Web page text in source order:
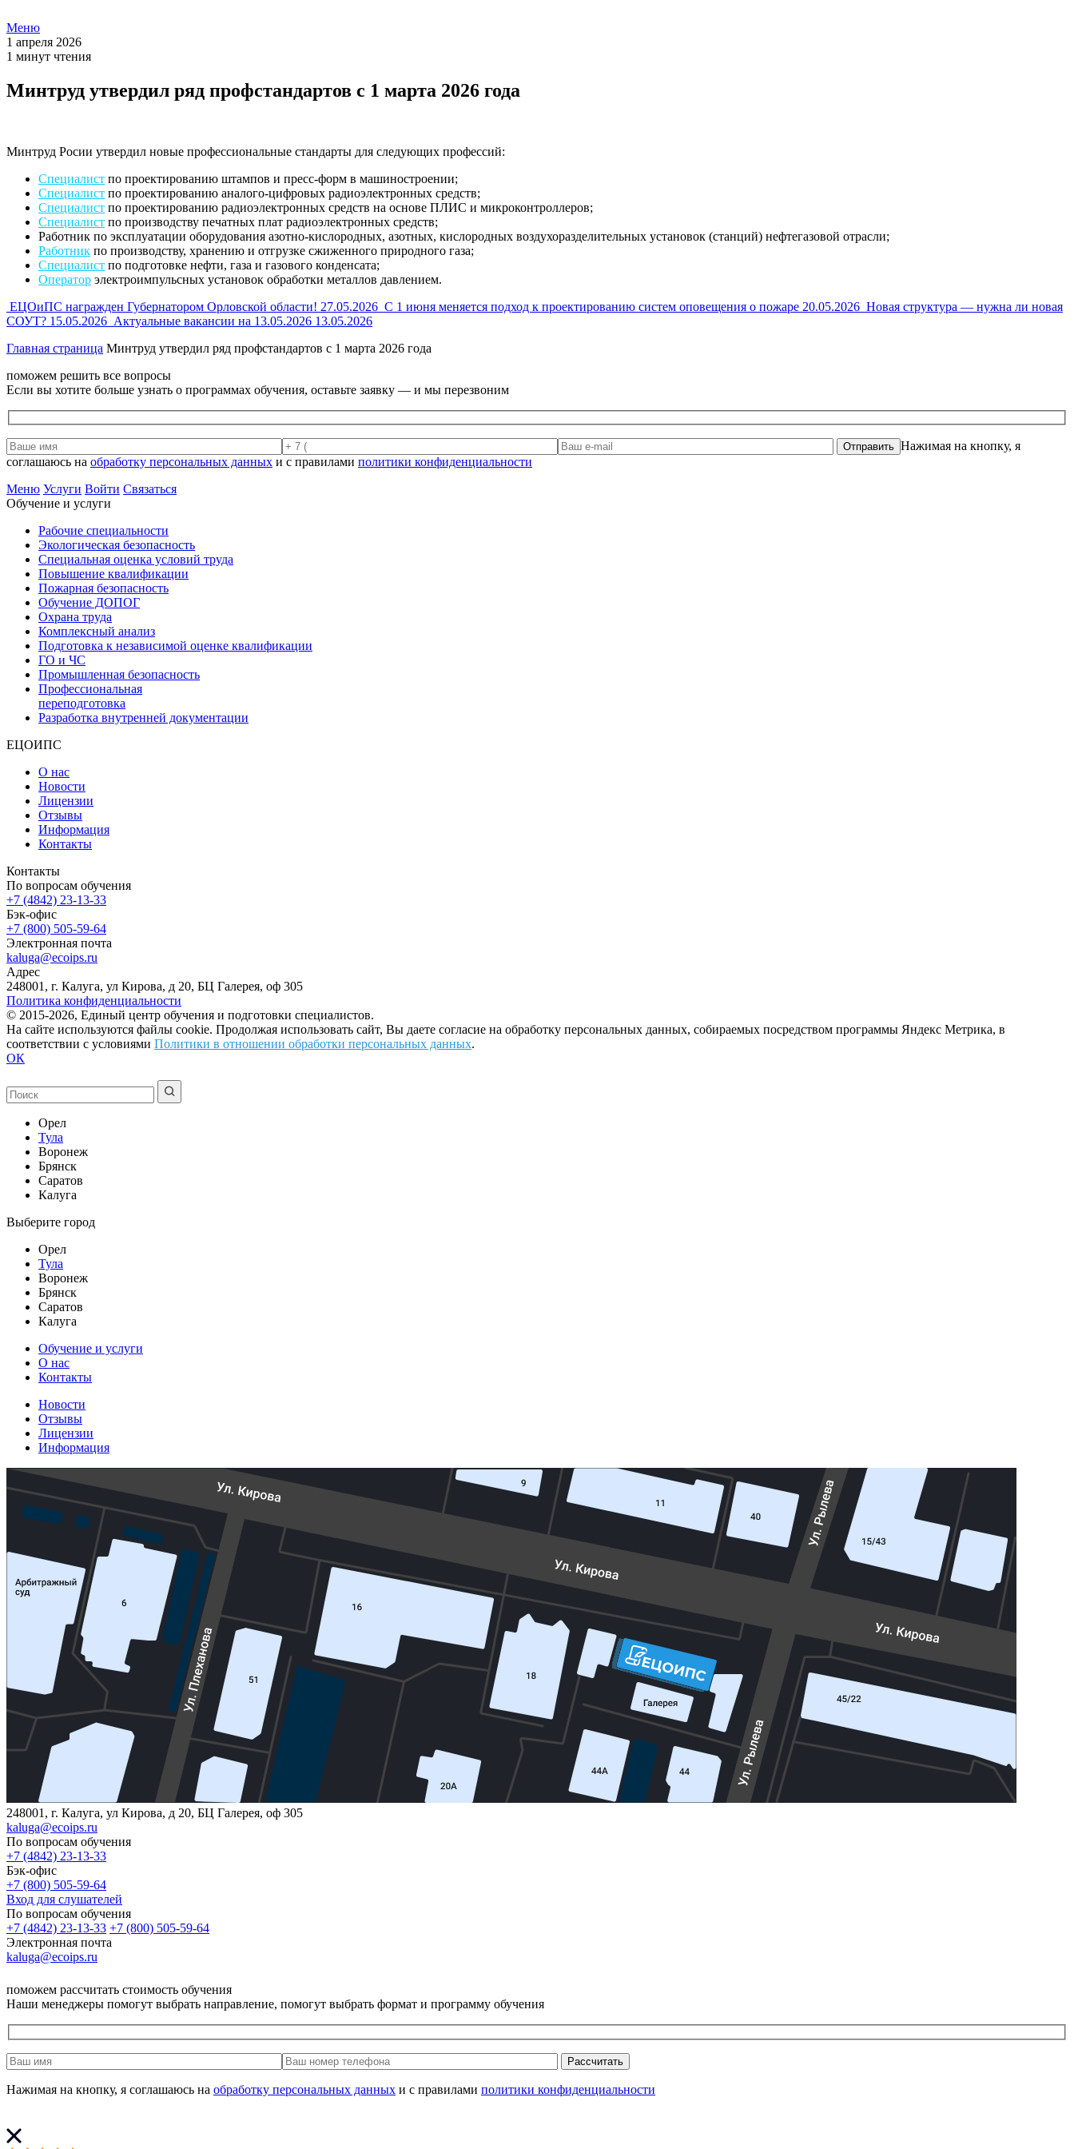
Меню
1 апреля 2026
1 минут чтения
Минтруд утвердил ряд профстандартов с 1 марта 2026 года
Минтруд Росии утвердил новые профессиональные стандарты для следующих профессий:
Специалист по проектированию штампов и пресс-форм в машиностроении;
Специалист по проектированию аналого-цифровых радиоэлектронных средств;
Специалист по проектированию радиоэлектронных средств на основе ПЛИС и микроконтроллеров;
Специалист по производству печатных плат радиоэлектронных средств;
Работник по эксплуатации оборудования азотно-кислородных, азотных, кислородных воздухоразделительных установок (станций) нефтегазовой отрасли;
Работник по производству, хранению и отгрузке сжиженного природного газа;
Специалист по подготовке нефти, газа и газового конденсата;
Оператор электроимпульсных установок обработки металлов давлением.
ЕЦОиПС награжден Губернатором Орловской области! 27.05.2026 С 1 июня меняется подход к проектированию систем оповещения о пожаре 20.05.2026 Новая структура — нужна ли новая
СОУТ? 15.05.2026 Актуальные вакансии на 13.05.2026 13.05.2026
Главная страница Минтруд утвердил ряд профстандартов с 1 марта 2026 года
поможем решить все вопросы
Если вы хотите больше узнать о программах обучения, оставьте заявку — и мы перезвоним
Отправить Нажимая на кнопку, я
соглашаюсь на обработку персональных данных и с правилами политики конфиденциальности
Меню Услуги Войти Связаться
Обучение и услуги
Рабочие специальности
Экологическая безопасность
Специальная оценка условий труда
Повышение квалификации
Пожарная безопасность
Обучение ДОПОГ
Охрана труда
Комплексный анализ
Подготовка к независимой оценке квалификации
ГО и ЧС
Промышленная безопасность
Профессиональная
переподготовка
Разработка внутренней документации
ЕЦОИПС
О нас
Новости
Лицензии
Отзывы
Информация
Контакты
Контакты
По вопросам обучения
+7 (4842) 23-13-33
Бэк-офис
+7 (800) 505-59-64
Электронная почта
kaluga@ecoips.ru
Адрес
248001, г. Калуга, ул Кирова, д 20, БЦ Галерея, оф 305
Политика конфиденциальности
© 2015-2026, Единый центр обучения и подготовки специалистов.
На сайте используются файлы cookie. Продолжая использовать сайт, Вы даете согласие на обработку персональных данных, собираемых посредством программы Яндекс Метрика, в
соответствии с условиями Политики в отношении обработки персональных данных.
ОК
Орел
Тула
Воронеж
Брянск
Саратов
Калуга
Выберите город
Орел
Тула
Воронеж
Брянск
Саратов
Калуга
Обучение и услуги
О нас
Контакты
Новости
Отзывы
Лицензии
Информация
248001, г. Калуга, ул Кирова, д 20, БЦ Галерея, оф 305
kaluga@ecoips.ru
По вопросам обучения
+7 (4842) 23-13-33
Бэк-офис
+7 (800) 505-59-64
Вход для слушателей
По вопросам обучения
+7 (4842) 23-13-33 +7 (800) 505-59-64
Электронная почта
kaluga@ecoips.ru
поможем рассчитать стоимость обучения
Наши менеджеры помогут выбрать направление, помогут выбрать формат и программу обучения
Рассчитать
Нажимая на кнопку, я соглашаюсь на обработку персональных данных и с правилами политики конфиденциальности